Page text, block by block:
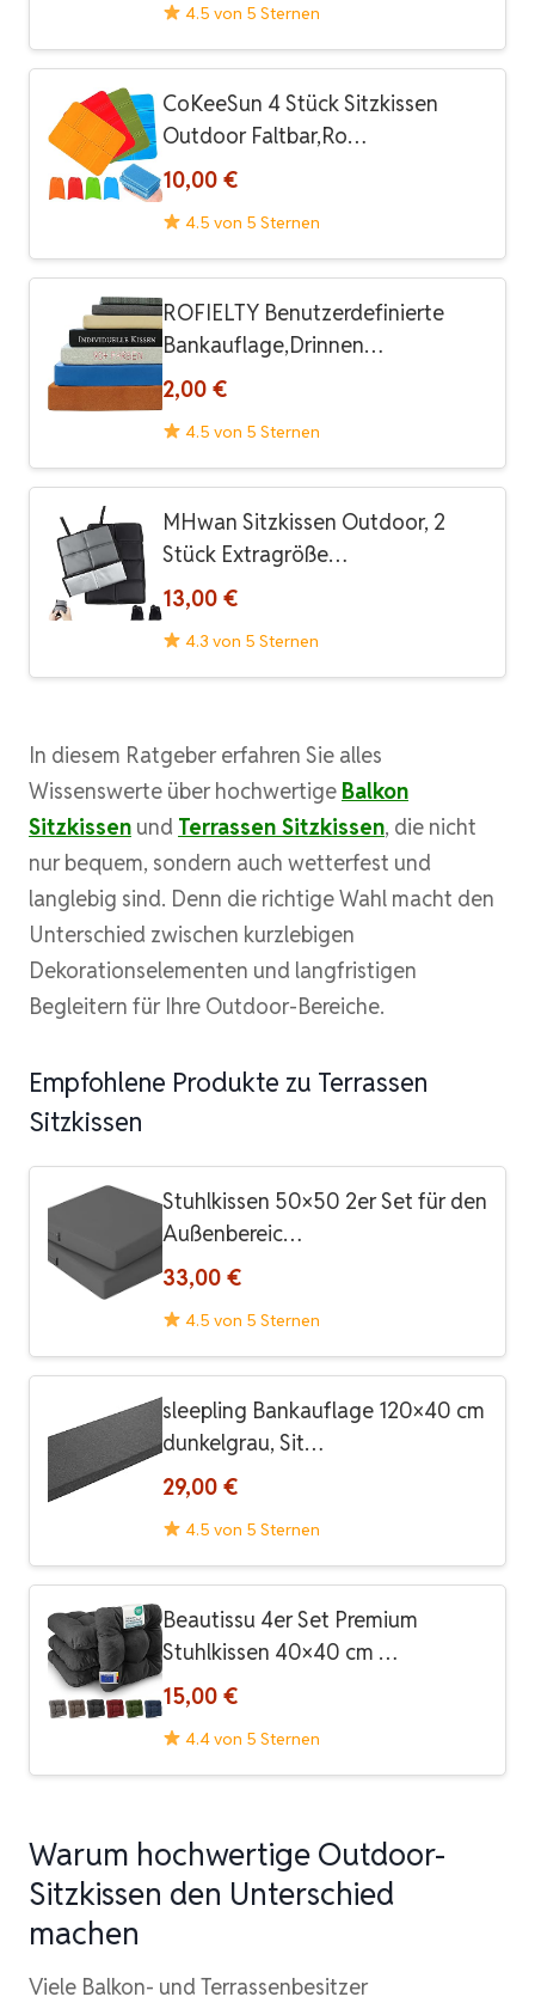
4.5 von 5 Sternen
CoKeeSun 4 Stück Sitzkissen
Outdoor Faltbar,Ro…
10,00 €
4.5 von 5 Sternen
ROFIELTY Benutzerdefinierte
Bankauflage,Drinnen…
2,00 €
4.5 von 5 Sternen
MHwan Sitzkissen Outdoor, 2
Stück Extragröße…
13,00 €
4.3 von 5 Sternen
In diesem Ratgeber erfahren Sie alles
Wissenswerte über hochwertige Balkon
Sitzkissen und Terrassen Sitzkissen, die nicht
nur bequem, sondern auch wetterfest und
langlebig sind. Denn die richtige Wahl macht den
Unterschied zwischen kurzlebigen
Dekorationselementen und langfristigen
Begleitern für Ihre Outdoor-Bereiche.
Empfohlene Produkte zu Terrassen
Sitzkissen
Stuhlkissen 50×50 2er Set für den
Außenbereic…
33,00 €
4.5 von 5 Sternen
sleepling Bankauflage 120×40 cm
dunkelgrau, Sit…
29,00 €
4.5 von 5 Sternen
Beautissu 4er Set Premium
Stuhlkissen 40×40 cm …
15,00 €
4.4 von 5 Sternen
Warum hochwertige Outdoor-
Sitzkissen den Unterschied
machen
Viele Balkon- und Terrassenbesitzer